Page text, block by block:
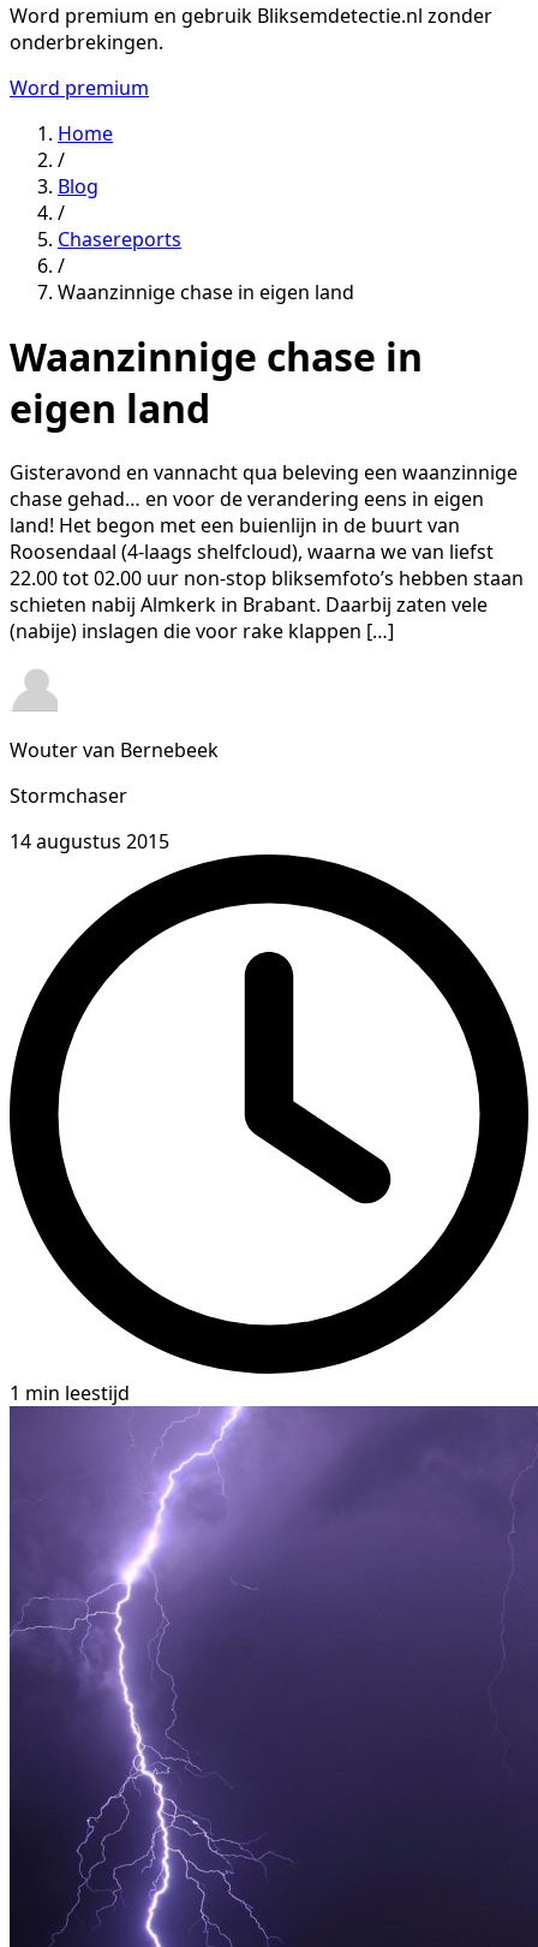
Word premium en gebruik Bliksemdetectie.nl zonder
onderbrekingen.
Word premium
Home
/
Blog
/
Chasereports
/
Waanzinnige chase in eigen land
Waanzinnige chase in
eigen land
Gisteravond en vannacht qua beleving een waanzinnige
chase gehad… en voor de verandering eens in eigen
land! Het begon met een buienlijn in de buurt van
Roosendaal (4-laags shelfcloud), waarna we van liefst
22.00 tot 02.00 uur non-stop bliksemfoto’s hebben staan
schieten nabij Almkerk in Brabant. Daarbij zaten vele
(nabije) inslagen die voor rake klappen […]
Wouter van Bernebeek
Stormchaser
14 augustus 2015
1 min leestijd